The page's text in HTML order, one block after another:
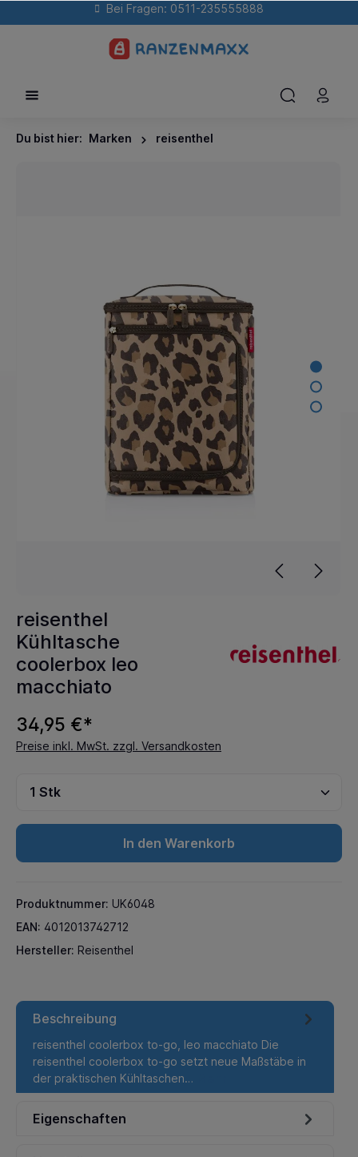
Bei Fragen: 0511-235555888
Du bist hier: Marken reisenthel
reisenthel
Kühltasche
coolerbox leo
macchiato
34,95 €*
Preise inkl. MwSt. zzgl. Versandkosten
In den Warenkorb
Produktnummer: UK6048
EAN: 4012013742712
Hersteller: Reisenthel
Beschreibung
reisenthel coolerbox to-go, leo macchiato Die
reisenthel coolerbox to-go setzt neue Maßstäbe in
der praktischen Kühltaschen…
Eigenschaften